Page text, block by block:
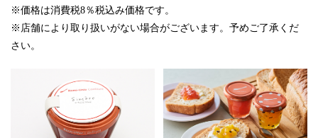
※価格は消費税8％税込み価格です。
※店舗により取り扱いがない場合がございます。予めご了承くだ
さい。